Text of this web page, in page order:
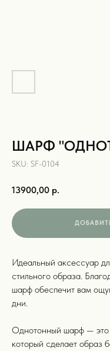
ШАРФ
SKU: SF-0104
13900,00 р.
Идеальный аксессуар
стильного образа.
шарф обеспечит вам
дни.
Однотонный шарф — это
который сделает образ